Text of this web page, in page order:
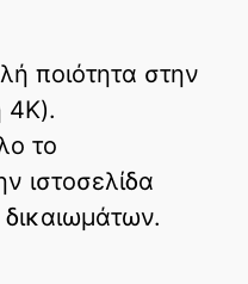
ποιότητα στην
4K).
το
ιστοσελίδα